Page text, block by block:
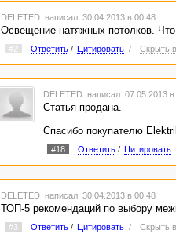
DELETED написал 30.04.2013 в 00:48
Освещение натяжных потолков.
#2 Ответить/ Цитировать / Скрыть
DELETED написал 07.05.2013 в
Статья продана.
Спасибо покупателю
#18 Ответить/ Цитировать
DELETED написал 30.04.2013 в 00:48
ТОП-5 рекомендаций по выбору
#3 Ответить/ Цитировать / Скрыть